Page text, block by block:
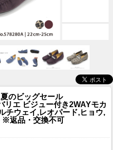
のビッグセール
リエ ビジュー付き2WAYモカ
チウェイ,レオパード,ヒョウ,
※返品・交換不可